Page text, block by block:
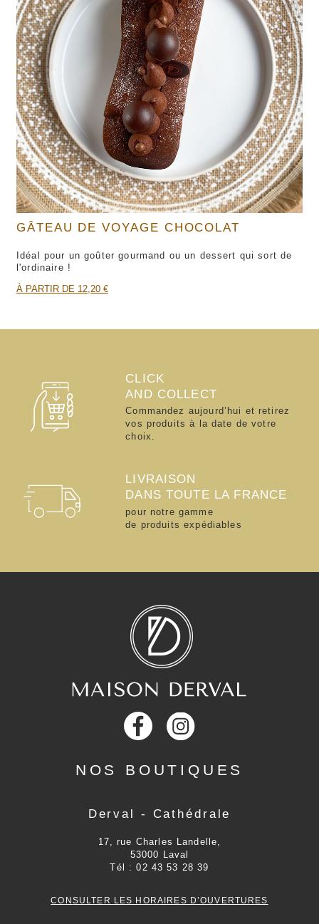
GÂTEAU DE VOYAGE CHOCOLAT
Idéal pour un goûter gourmand ou un dessert qui sort de
l'ordinaire !
À PARTIR DE 12,20 €
CLICK
AND COLLECT
Commandez aujourd’hui et retirez
vos produits à la date de votre
choix.
LIVRAISON
DANS TOUTE LA FRANCE
pour notre gamme
de produits expédiables
NOS BOUTIQUES
Derval - Cathédrale
17, rue Charles Landelle,
53000 Laval
Tél :02 43 53 28 39
CONSULTER LES HORAIRES D’OUVERTURES